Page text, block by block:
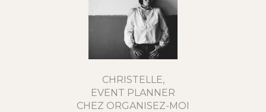
CHRISTELLE,
EVENT PLANNER
CHEZ ORGANISEZ-MOI